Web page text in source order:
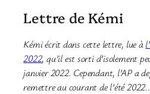
Lettre de Kémi
Kémi écrit dans cette lettre, lue à
2022, qu’il est sorti d’isolement
janvier 2022. Cependant, l’AP a
remettre au courant de l’été 2022.